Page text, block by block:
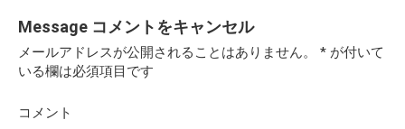
Message コメントをキャンセル
メールアドレスが公開されることはありません。 * が付いて
いる欄は必須項目です
コメント